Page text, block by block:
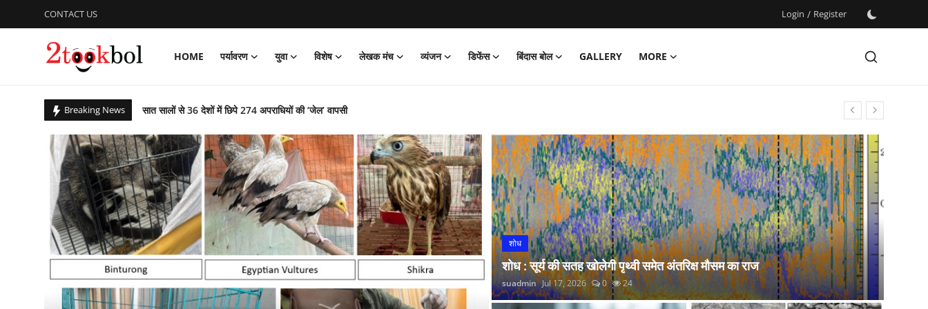
CONTACT US Login / Register
HOME पर्यावरण युवा विशेष लेखक मंच व्यंजन डिफेंस बिंदास बोल GALLERY
MORE
Breaking News
सात सालों से 36 देशों में छिपे 274 अपराधियों की ‘जेल’ वापसी
बिहार उपचुनाव : पीके जीते, भाजपा, लालू यादव और नितीश कुमार हारे!
आजादी के 79 वर्ष के उपलक्ष्य में एनसीसी ने किया साइक्लोथॉन 2026 का आयोजन
पीएम ने ‘नशा मुक्त युवा फॉर विकसित भारत संकल्प अभियान’ की शुरुआत की
ग्लासगो कॉमनवेल्थ खेलों में भारत मुक्केबाजों ने लगाई सोने की झड़ी
संस्कार भारती, साहित्य विभाग की अवध प्रांत की प्रांतीय बैठक
गुरु पूर्णिमा : शिष्यों ने किया डॉ अजय का गुरुपूजन, रंगारंग समारोह
राष्ट्रीय शूटिंग में भास्कर नाथ पांडेय का शानदार प्रदर्शन
पाकिस्तान में छह वर्षों तक विपरीत परिस्थितियों रहकर डोभाल ने की राष्ट्र सेवा
शोध
शोध : सूर्य की सतह खोलेगी पृथ्वी समेत अंतरिक्ष मौसम का राज
suadmin Jul 17, 2026 0 24